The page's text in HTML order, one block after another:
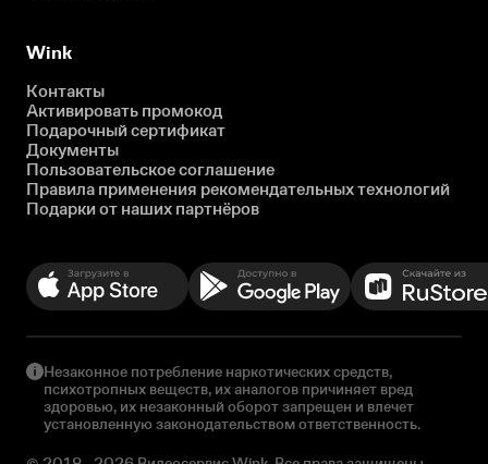
Wink
Контакты
Активировать промокод
Подарочный сертификат
Документы
Пользовательское соглашение
Правила применения рекомендательных технологий
Подарки от наших партнёров
Незаконное потребление наркотических средств,
психотропных веществ, их аналогов причиняет вред
здоровью, их незаконный оборот запрещен и влечет
установленную законодательством ответственность.